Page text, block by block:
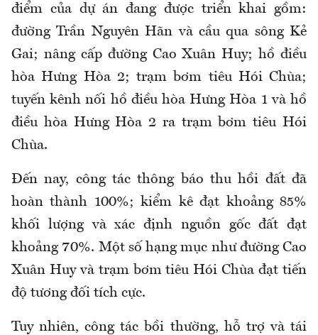
điểm của dự án đang được triển khai gồm:
đường Trần Nguyên Hãn và cầu qua sông Kẻ
Gai; nâng cấp đường Cao Xuân Huy; hồ điều
hòa Hưng Hòa 2; trạm bơm tiêu Hói Chùa;
tuyến kênh nối hồ điều hòa Hưng Hòa 1 và hồ
điều hòa Hưng Hòa 2 ra trạm bơm tiêu Hói
Chùa.
Đến nay, công tác thông báo thu hồi đất đã
hoàn thành 100%; kiểm kê đạt khoảng 85%
khối lượng và xác định nguồn gốc đất đạt
khoảng 70%. Một số hạng mục như đường Cao
Xuân Huy và trạm bơm tiêu Hói Chùa đạt tiến
độ tương đối tích cực.
Tuy nhiên, công tác bồi thường, hỗ trợ và tái